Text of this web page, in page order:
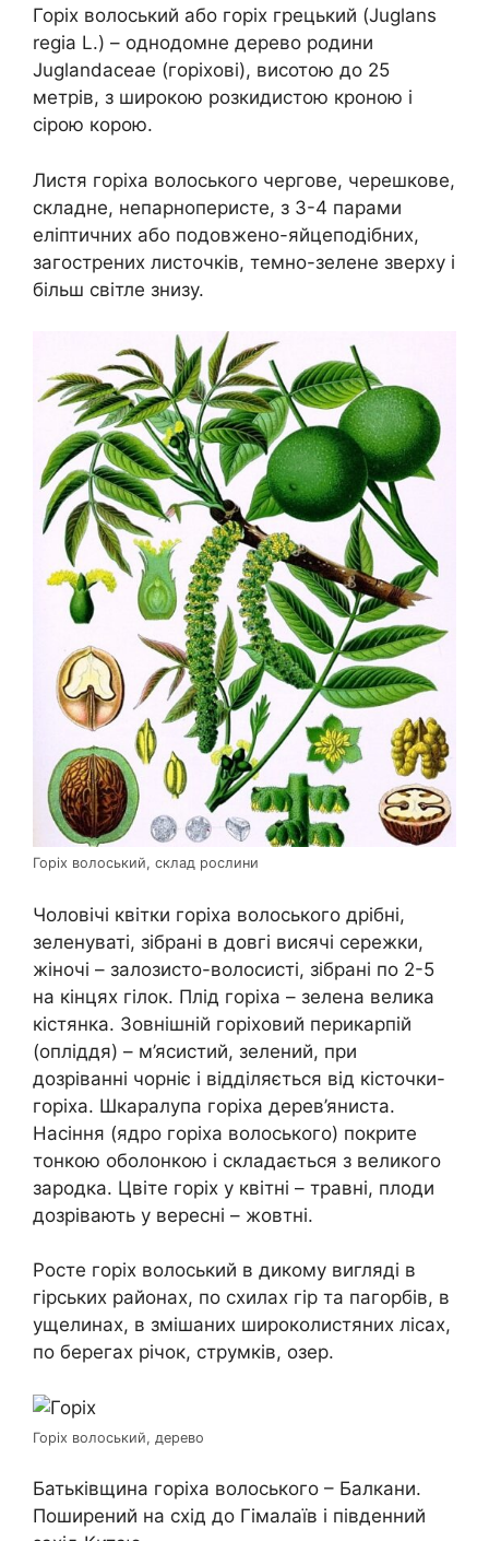
Горіх волоський або горіх грецький (Juglans
regia L.) – однодомне дерево родини
Juglandaceae (горіхові), висотою до 25
метрів, з широкою розкидистою кроною і
сірою корою.
Листя горіха волоського чергове, черешкове,
складне, непарноперисте, з 3-4 парами
еліптичних або подовжено-яйцеподібних,
загострених листочків, темно-зелене зверху і
більш світле знизу.
Горіх волоський, склад рослини
Чоловічі квітки горіха волоського дрібні,
зеленуваті, зібрані в довгі висячі сережки,
жіночі – залозисто-волосисті, зібрані по 2-5
на кінцях гілок. Плід горіха – зелена велика
кістянка. Зовнішній горіховий перикарпій
(опліддя) – м’ясистий, зелений, при
дозріванні чорніє і відділяється від кісточки-
горіха. Шкаралупа горіха дерев’яниста.
Насіння (ядро горіха волоського) покрите
тонкою оболонкою і складається з великого
зародка. Цвіте горіх у квітні – травні, плоди
дозрівають у вересні – жовтні.
Росте горіх волоський в дикому вигляді в
гірських районах, по схилах гір та пагорбів, в
ущелинах, в змішаних широколистяних лісах,
по берегах річок, струмків, озер.
Горіх волоський, дерево
Батьківщина горіха волоського – Балкани.
Поширений на схід до Гімалаїв і південний